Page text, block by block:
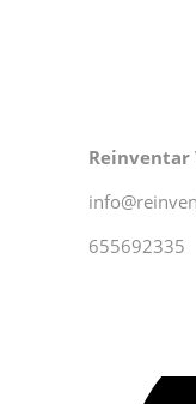
Reinventar
655692335